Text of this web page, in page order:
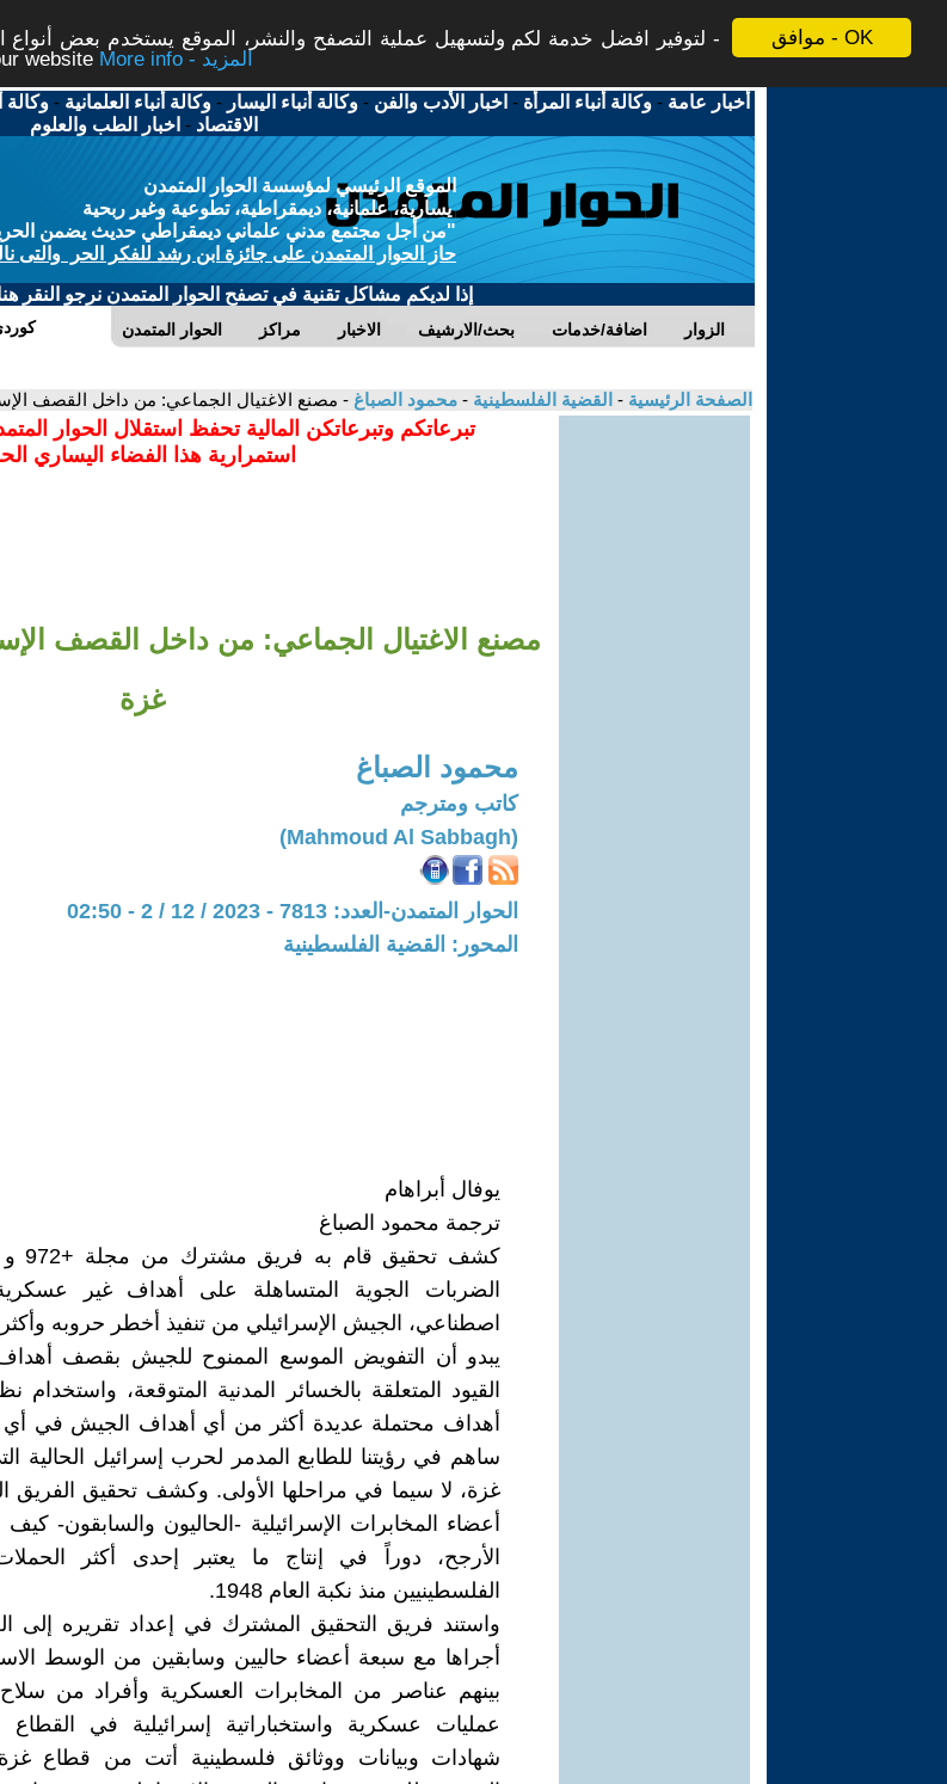
موافق - OK
لتوفير افضل خدمة لكم ولتسهيل عملية التصفح والنشر، الموقع يستخدم بعض أنواع
website
More info - المزيد
أخبار عامة -وكالة أنباء المرأة - اخبار الأدب والفن -وكالة أنباء اليسار -وكالة أنباء العلمانية -وكالة
الاقتصاد - اخبار الطب والعلوم
الموقع الرئيسي لمؤسسة الحوار المتمدن
يسارية، علمانية، ديمقراطية، تطوعية وغير ربحية
"من أجل مجتمع مدني علماني ديمقراطي حديث يضمن الحرية
حاز الحوار المتمدن على جائزة ابن رشد للفكر الحر والتى
إذا لديكم مشاكل تقنية في تصفح الحوار المتمدن نرجو النقر
الحوار المتمدن مراكز الاخبار بحث/الارشيف اضافة/خدمات الزوار
الصفحة الرئيسية - القضية الفلسطينية - محمود الصباغ - مصنع الاغتيال الجماعي: من داخل القصف
تبرعاتكم وتبرعاتكن المالية تحفظ استقلال الحوار
استمرارية هذا الفضاء اليساري
مصنع الاغتيال الجماعي: من داخل القصف
غزة
محمود الصباغ
كاتب ومترجم
(Mahmoud Al Sabbagh)
الحوار المتمدن-العدد: 7813 - 2023 / 12 / 2 - 02:50
المحور: القضية الفلسطينية
يوفال أبراهام
ترجمة محمود الصباغ
الضربات الجوية المتساهلة على أهداف غير
اصطناعي، الجيش الإسرائيلي من تنفيذ أخطر حروبه
يبدو أن التفويض الموسع الممنوح للجيش بقصف
القيود المتعلقة بالخسائر المدنية المتوقعة، واستخدام
أهداف محتملة عديدة أكثر من أي أهداف الجيش في
ساهم في رؤيتنا للطابع المدمر لحرب إسرائيل الحالية
غزة، لا سيما في مراحلها الأولى. وكشف تحقيق
أعضاء المخابرات الإسرائيلية -الحاليون والسابقون-
الأرجح، دوراً في إنتاج ما يعتبر إحدى أكثر
الفلسطينيين منذ نكبة العام 1948.
واستند فريق التحقيق المشترك في إعداد تقريره إلى
أجراها مع سبعة أعضاء حاليين وسابقين من الوسط
بينهم عناصر من المخابرات العسكرية وأفراد من
عمليات عسكرية واستخباراتية إسرائيلية في القطاع
شهادات وبيانات ووثائق فلسطينية أتت من قطاع